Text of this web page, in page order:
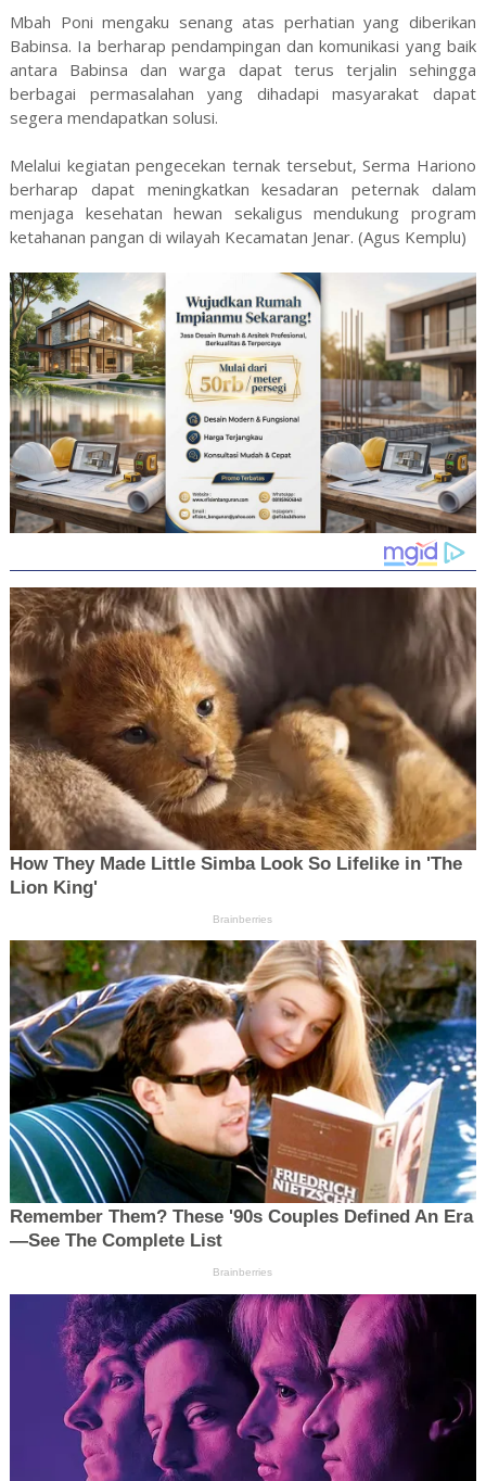
Mbah Poni mengaku senang atas perhatian yang diberikan
Babinsa. Ia berharap pendampingan dan komunikasi yang baik
antara Babinsa dan warga dapat terus terjalin sehingga
berbagai permasalahan yang dihadapi masyarakat dapat
segera mendapatkan solusi.
Melalui kegiatan pengecekan ternak tersebut, Serma Hariono
berharap dapat meningkatkan kesadaran peternak dalam
menjaga kesehatan hewan sekaligus mendukung program
ketahanan pangan di wilayah Kecamatan Jenar. (Agus Kemplu)